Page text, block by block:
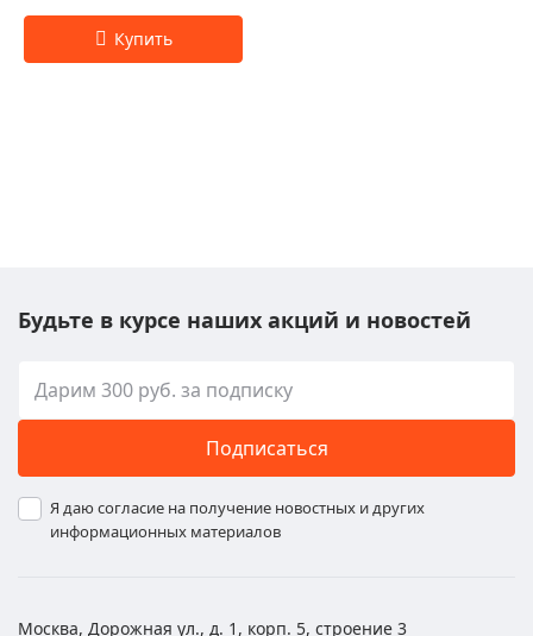
Будьте в курсе наших акций и новостей
Подписаться
Я даю согласие на получение новостных и других
информационных материалов
Москва, Дорожная ул., д. 1, корп. 5, строение 3